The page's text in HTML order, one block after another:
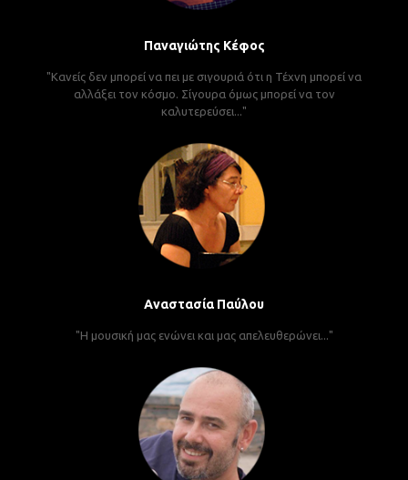
Παναγιώτης Κέφος
"Κανείς δεν μπορεί να πει με σιγουριά ότι η Τέχνη μπορεί να
αλλάξει τον κόσμο. Σίγουρα όμως μπορεί να τον
καλυτερεύσει..."
Αναστασία Παύλου
"Η μουσική μας ενώνει και μας απελευθερώνει..."